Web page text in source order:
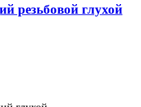
резьбовой глухой